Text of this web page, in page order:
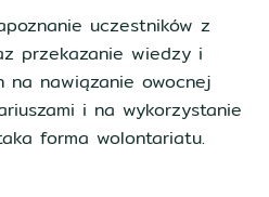
uczestników z
przekazanie wiedzy i
na nawiązanie owocnej
i na wykorzystanie
forma wolontariatu.